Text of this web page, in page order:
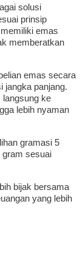
solusi
prinsip
emas
memberatkan
emas secara
jangka panjang.
langsung ke
lebih nyaman
gramasi 5
gram sesuai
bijak bersama
yang lebih